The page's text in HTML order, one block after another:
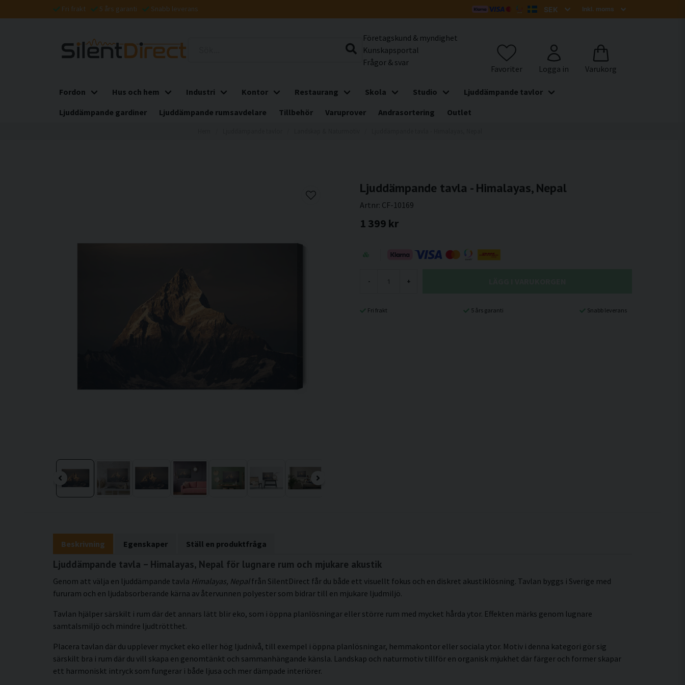
Fri frakt 5 års garanti Snabb leverans
Företagskund & myndighet
Kunskapsportal
Frågor & svar
Fordon Hus och hem Industri Kontor Restaurang Skola Studio
Ljuddämpande tavlor
Ljuddämpande gardiner
Ljuddämpande rumsavdelare Tillbehör Varuprover Andrasortering Outlet
Ljuddämpande tavla - Himalayas, Nepal
Artnr: CF-10169
1 399 kr
- +
Fri frakt 5 års garanti Snabb leverans
Beskrivning Egenskaper Ställ en produktfråga
Ljuddämpande tavla – Himalayas, Nepal för lugnare rum och mjukare akustik
Genom att välja en ljuddämpande tavla Himalayas, Nepalfrån SilentDirect får du både ett visuellt fokus och en diskret akustiklösning. Tavlan byggs i Sverige med
fururam och en ljudabsorberande kärna av återvunnen polyester som bidrar till en mjukare ljudmiljö.
Tavlan hjälper särskilt i rum där det annars lätt blir eko, som i öppna planlösningar eller större rum med mycket hårda ytor. Effekten märks genom lugnare
samtalsmiljö och mindre ljudtrötthet.
Placera tavlan där du upplever mycket eko eller hög ljudnivå, till exempel i öppna planlösningar, hemmakontor eller sociala ytor. Motiv i denna kategori gör sig
särskilt bra i rum där du vill skapa en genomtänkt och sammanhängande känsla. Landskap och naturmotiv tillför en organisk mjukhet där färger och former skapar
ett harmoniskt intryck som fungerar i både ljusa och mer dämpade interiörer.